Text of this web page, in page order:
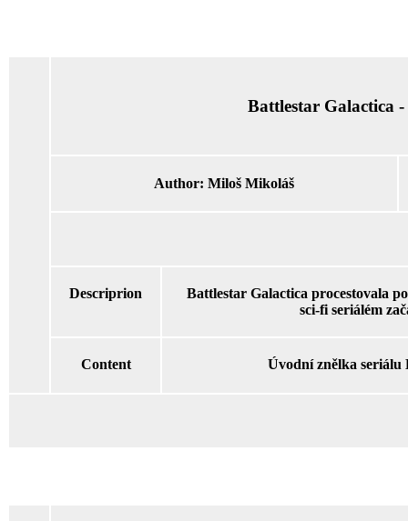
Battlestar Galactica
Author: Miloš Mikoláš
Descriprion
Battlestar Galactica procestovala
sci-fi seriálém
Content Úvodní znělka seriálu